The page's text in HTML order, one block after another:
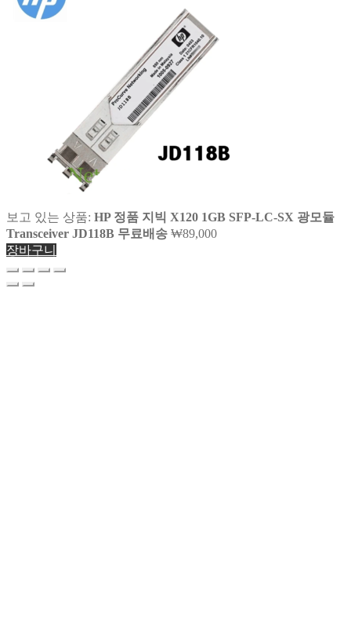
보고 있는 상품: HP 정품 지빅 X120 1GB SFP-LC-SX 광모듈
Transceiver JD118B 무료배송 ₩89,000
장바구니